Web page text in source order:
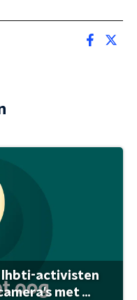
lhbti-activisten
met ...